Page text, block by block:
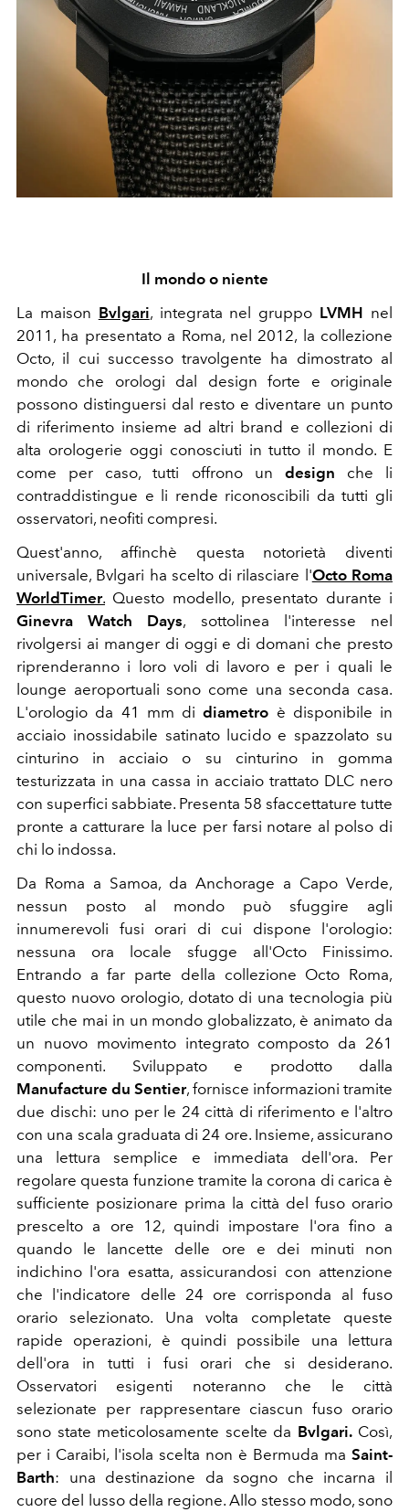
Il mondo o niente
La maison Bvlgari, integrata nel gruppo LVMH nel
2011, ha presentato a Roma, nel 2012, la collezione
Octo, il cui successo travolgente ha dimostrato al
mondo che orologi dal design forte e originale
possono distinguersi dal resto e diventare un punto
di riferimento insieme ad altri brand e collezioni di
alta orologerie oggi conosciuti in tutto il mondo. E
come per caso, tutti offrono un design che li
contraddistingue e li rende riconoscibili da tutti gli
osservatori, neofiti compresi.
Quest'anno, affinchè questa notorietà diventi
universale, Bvlgari ha scelto di rilasciare l'Octo Roma
WorldTimer. Questo modello, presentato durante i
Ginevra Watch Days, sottolinea l'interesse nel
rivolgersi ai manger di oggi e di domani che presto
riprenderanno i loro voli di lavoro e per i quali le
lounge aeroportuali sono come una seconda casa.
L'orologio da 41 mm didiametro è disponibile in
acciaio inossidabile satinato lucido e spazzolato su
cinturino in acciaio o su cinturino in gomma
testurizzata in una cassa in acciaio trattato DLC nero
con superfici sabbiate. Presenta 58 sfaccettature tutte
pronte a catturare la luce per farsi notare al polso di
chi lo indossa.
Da Roma a Samoa, da Anchorage a Capo Verde,
nessun posto al mondo può sfuggire agli
innumerevoli fusi orari di cui dispone l'orologio:
nessuna ora locale sfugge all'Octo Finissimo.
Entrando a far parte della collezione Octo Roma,
questo nuovo orologio, dotato di una tecnologia più
utile che mai in un mondo globalizzato, è animato da
un nuovo movimento integrato composto da 261
componenti. Sviluppato e prodotto dalla
Manufacture du Sentier, fornisce informazioni tramite
due dischi: uno per le 24 città di riferimento e l'altro
con una scala graduata di 24 ore. Insieme, assicurano
una lettura semplice e immediata dell'ora. Per
regolare questa funzione tramite la corona di carica è
sufficiente posizionare prima la città del fuso orario
prescelto a ore 12, quindi impostare l'ora fino a
quando le lancette delle ore e dei minuti non
indichino l'ora esatta, assicurandosi con attenzione
che l'indicatore delle 24 ore corrisponda al fuso
orario selezionato. Una volta completate queste
rapide operazioni, è quindi possibile una lettura
dell'ora in tutti i fusi orari che si desiderano.
Osservatori esigenti noteranno che le città
selezionate per rappresentare ciascun fuso orario
sono state meticolosamente scelte da Bvlgari.Così,
per i Caraibi, l'isola scelta non è Bermuda ma Saint-
Barth: una destinazione da sogno che incarna il
cuore del lusso della regione. Allo stesso modo, sono